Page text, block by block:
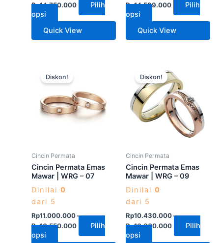
Rp14.750.000
Pilih
opsi
Quick View
Rp14.599.000
Pilih
opsi
Quick View
Diskon!
Cincin Permata
Cincin Permata Emas
Mawar | WRG – 07
Dinilai 0
dari 5
Rp11.000.000–
Rp16.550.000
Pilih
opsi
ini
memiliki
beberapa
varian.
di
halaman
Diskon!
Cincin Permata
Cincin Permata Emas
Mawar | WRG – 09
Dinilai 0
dari 5
Rp10.430.000–
Rp16.000.000
Pilih
opsi
ini
memiliki
beberapa
varian.
Pilihan
di
halaman